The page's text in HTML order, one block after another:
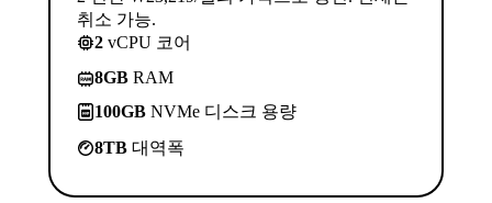
취소 가능.
2 vCPU 코어
8GB RAM
100GB NVMe 디스크 용량
8TB 대역폭